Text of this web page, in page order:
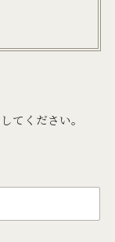
てください。